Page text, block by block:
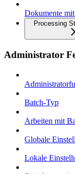
Dokumente
Processing
Administrator
Batch-Typ
Arbeiten mit
Globale
Lokale